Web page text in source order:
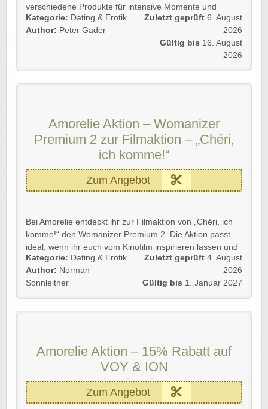
verschiedene Produkte für intensive Momente und
sichert euch bis zu 78 % Rabatt.
Kategorie: Dating & Erotik
Author: Peter Gader
Zuletzt geprüft 6. August
2026
Gültig bis 16. August
2026
Amorelie Aktion – Womanizer
Premium 2 zur Filmaktion – „Chéri,
ich komme!“
Zum Angebot
Bei Amorelie entdeckt ihr zur Filmaktion von „Chéri, ich
komme!“ den Womanizer Premium 2. Die Aktion passt
ideal, wenn ihr euch vom Kinofilm inspirieren lassen und
ein bekanntes Amorelie Highlight näher ansehen
möchtet.
💜 Kooperation von Amorelie + Womanizer
✨ Passend zur Filmstory rund um Lust, Wünsche und
Intimität
🛒 Produkt direkt bei Amorelie verfügbar
Kategorie: Dating & Erotik
Author: Norman
Sonnleitner
Zuletzt geprüft 4. August
2026
Gültig bis 1. Januar 2027
Amorelie Aktion – 15% Rabatt auf
VOY & ION
Zum Angebot